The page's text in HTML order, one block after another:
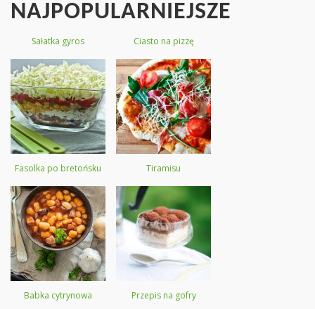
NAJPOPULARNIEJSZE
Sałatka gyros Ciasto na pizzę
Fasolka po bretońsku Tiramisu
Babka cytrynowa Przepis na gofry